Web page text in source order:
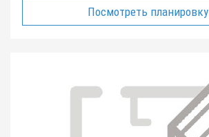
Посмотреть планировку